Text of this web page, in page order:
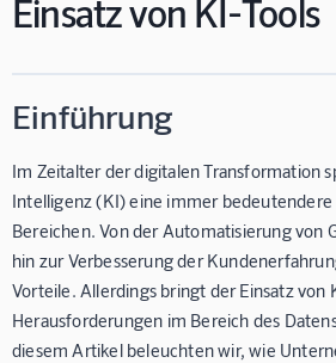
Einsatz von KI-Tools
Einführung
Im Zeitalter der digitalen Transformation
Intelligenz (KI) eine immer bedeutendere
Bereichen. Von der Automatisierung von
hin zur Verbesserung der
Vorteile. Allerdings bringt der Einsatz von
Herausforderungen im Bereich des
diesem Artikel beleuchten wir, wie